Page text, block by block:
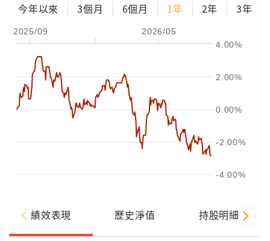
今年以來 3個月 6個月 1年 2年 3年
2025/09 2026/05
-4.00%
-2.00%
0.00%
2.00%
4.00%
績效表現 歷史淨值 持股明細